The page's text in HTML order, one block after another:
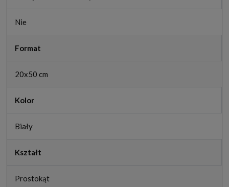
Nie
Format
20x50 cm
Kolor
Biały
Kształt
Prostokąt